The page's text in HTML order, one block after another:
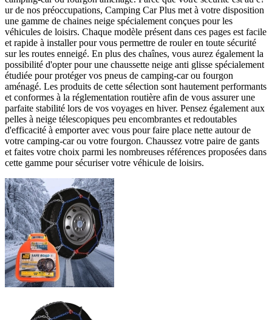
ur de nos préoccupations, Camping Car Plus met à votre disposition
une gamme de chaines neige spécialement conçues pour les
véhicules de loisirs. Chaque modèle présent dans ces pages est facile
et rapide à installer pour vous permettre de rouler en toute sécurité
sur les routes enneigé. En plus des chaînes, vous aurez également la
possibilité d'opter pour une chaussette neige anti glisse spécialement
étudiée pour protéger vos pneus de camping-car ou fourgon
aménagé. Les produits de cette sélection sont hautement performants
et conformes à la réglementation routière afin de vous assurer une
parfaite stabilité lors de vos voyages en hiver. Pensez également aux
pelles à neige télescopiques peu encombrantes et redoutables
d'efficacité à emporter avec vous pour faire place nette autour de
votre camping-car ou votre fourgon. Chaussez votre paire de gants
et faites votre choix parmi les nombreuses références proposées dans
cette gamme pour sécuriser votre véhicule de loisirs.